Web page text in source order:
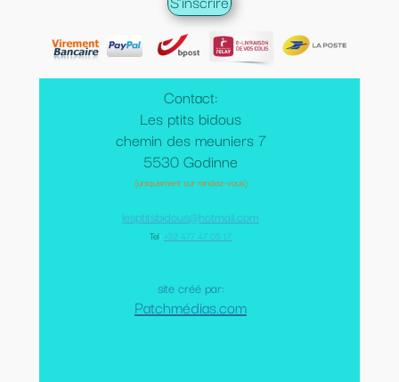
Contact:
Les ptits bidous
chemin des meuniers 7
5530 Godinne
(uniquement sur rendez-vous)
lesptitsbidous@hotmail.com
Tel: +32 477 47 05 17
site créé par:
Patchmédias.com